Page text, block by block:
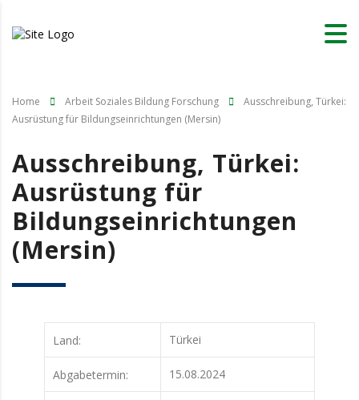
Home Arbeit Soziales Bildung Forschung
Ausschreibung, Türkei:
Ausrüstung für Bildungseinrichtungen (Mersin)
Ausschreibung, Türkei:
Ausrüstung für
Bildungseinrichtungen
(Mersin)
Land: Türkei
Abgabetermin: 15.08.2024